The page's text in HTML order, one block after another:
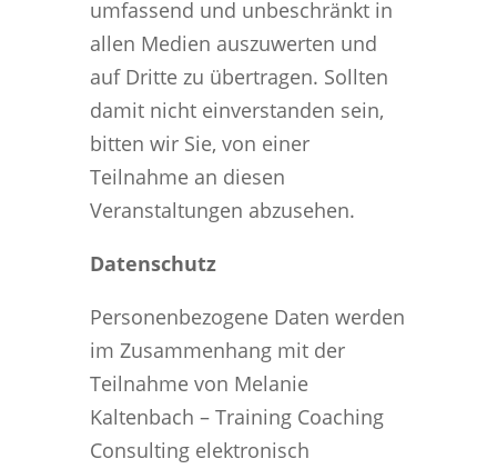
umfassend und unbeschränkt in
allen Medien auszuwerten und
auf Dritte zu übertragen. Sollten
damit nicht einverstanden sein,
bitten wir Sie, von einer
Teilnahme an diesen
Veranstaltungen abzusehen.
Datenschutz
Personenbezogene Daten werden
im Zusammenhang mit der
Teilnahme von Melanie
Kaltenbach – Training Coaching
Consulting elektronisch